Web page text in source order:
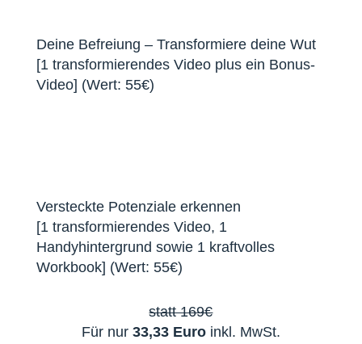
Deine Befreiung – Transformiere deine Wut
[1 transformierendes Video plus ein Bonus-
Video]​ (Wert: 55€)
Versteckte Potenziale erkennen
[1 transformierendes Video, 1
Handyhintergrund sowie 1 kraftvolles
Workbook]​ (Wert: 55€)
statt 169€
Für nur 33,33 Euroinkl. MwSt.